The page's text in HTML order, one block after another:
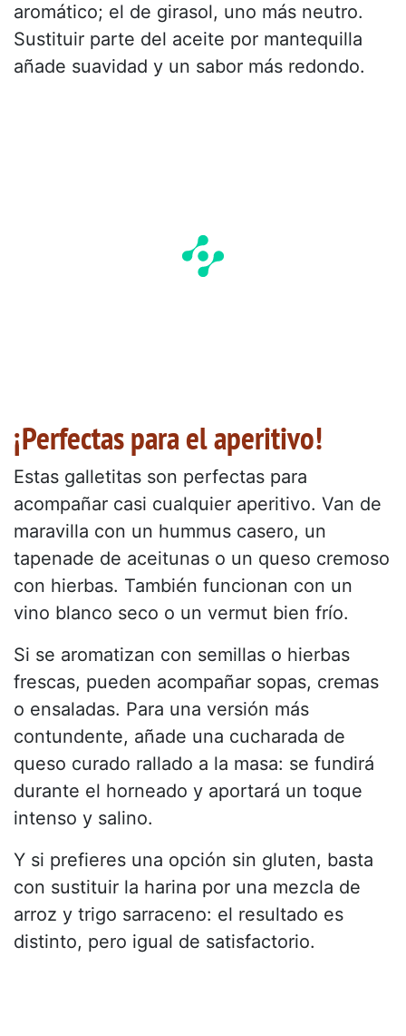
aromático; el de girasol, uno más neutro.
Sustituir parte del aceite por mantequilla
añade suavidad y un sabor más redondo.
¡Perfectas para el aperitivo!
Estas galletitas son perfectas para
acompañar casi cualquier aperitivo. Van de
maravilla con un hummus casero, un
tapenade de aceitunas o un queso cremoso
con hierbas. También funcionan con un
vino blanco seco o un vermut bien frío.
Si se aromatizan con semillas o hierbas
frescas, pueden acompañar sopas, cremas
o ensaladas. Para una versión más
contundente, añade una cucharada de
queso curado rallado a la masa: se fundirá
durante el horneado y aportará un toque
intenso y salino.
Y si prefieres una opción sin gluten, basta
con sustituir la harina por una mezcla de
arroz y trigo sarraceno: el resultado es
distinto, pero igual de satisfactorio.